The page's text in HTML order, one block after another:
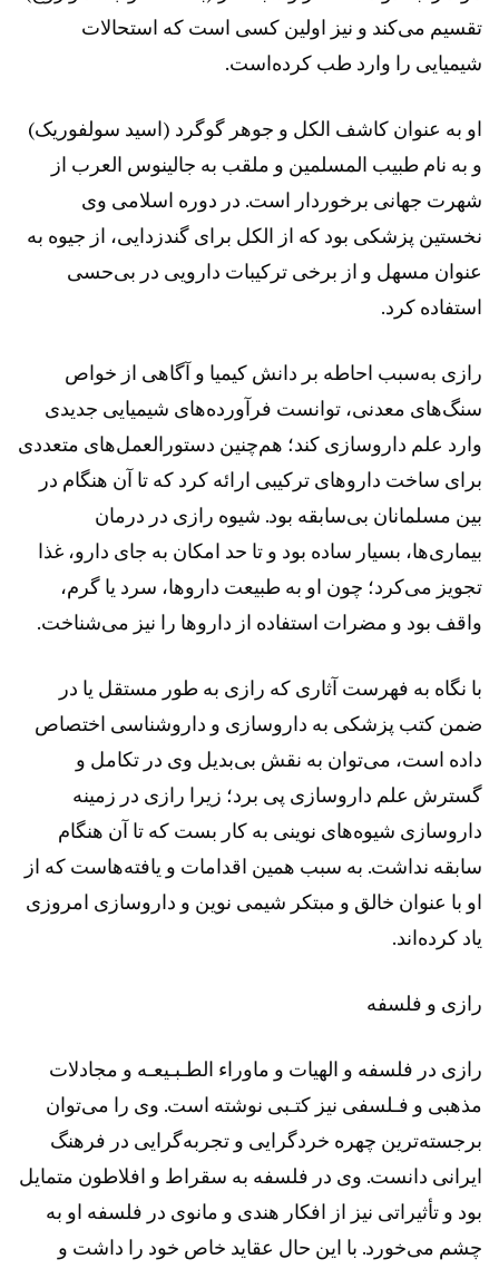
تقسیم می‌کند و نیز اولین کسی است که استحالات
شیمیایی را وارد طب کرده‌است.
او به عنوان کاشف الکل و جوهر گوگرد (اسید سولفوریک)
و به نام طبیب المسلمین و ملقب به جالینوس العرب از
شهرت جهانی برخوردار است. در دوره اسلامی وی
نخستین پزشکی بود که از الکل برای گندزدایی، از جیوه به
عنوان مسهل و از برخی ترکیبات دارویی در بی‌حسی
استفاده کرد.
رازی به‌سبب احاطه بر دانش کیمیا و آگاهی از خواص
سنگ‌های معدنی، توانست فرآورده‌های شیمیایی جدیدی
وارد علم داروسازی کند؛ هم‌چنین دستورالعمل‌های متعددی
برای ساخت داروهای ترکیبی ارائه کرد که تا آن هنگام در
بین مسلمانان بی‌سابقه بود. شیوه رازی در درمان
بیماری‌ها، بسیار ساده بود و تا حد امکان به جای دارو، غذا
تجویز می‌کرد؛ چون او به طبیعت داروها، سرد یا گرم،
واقف بود و مضرات استفاده از داروها را نیز می‌شناخت.
با نگاه به فهرست آثاری که رازی به طور مستقل یا در
ضمن کتب پزشکی به داروسازی و داروشناسی اختصاص
داده است، می‌توان به نقش بی‌بدیل وی در تکامل و
گسترش علم داروسازی پی برد؛ زیرا رازی در زمینه
داروسازی شیوه‌های نوینی به کار بست که تا آن هنگام
سابقه نداشت. به سبب همین اقدامات و یافته‌هاست که از
او با عنوان خالق و مبتکر شیمی نوین و داروسازی امروزی
یاد کرده‌اند.
رازی و فلسفه
رازی در فلسفه و الهیات و ماوراء الطـبـیعـه و مجادلات
مذهبی و فـلسفی نیز کتـبی نوشته است. وی را می‌توان
برجسته‌ترین چهره خردگرایی و تجربه‌گرایی در فرهنگ
ایرانی دانست. وی در فلسفه به سقراط و افلاطون متمایل
بود و تأثیراتی نیز از افکار هندی و مانوی در فلسفه او به
چشم می‌خورد. با این حال عقاید خاص خود را داشت و